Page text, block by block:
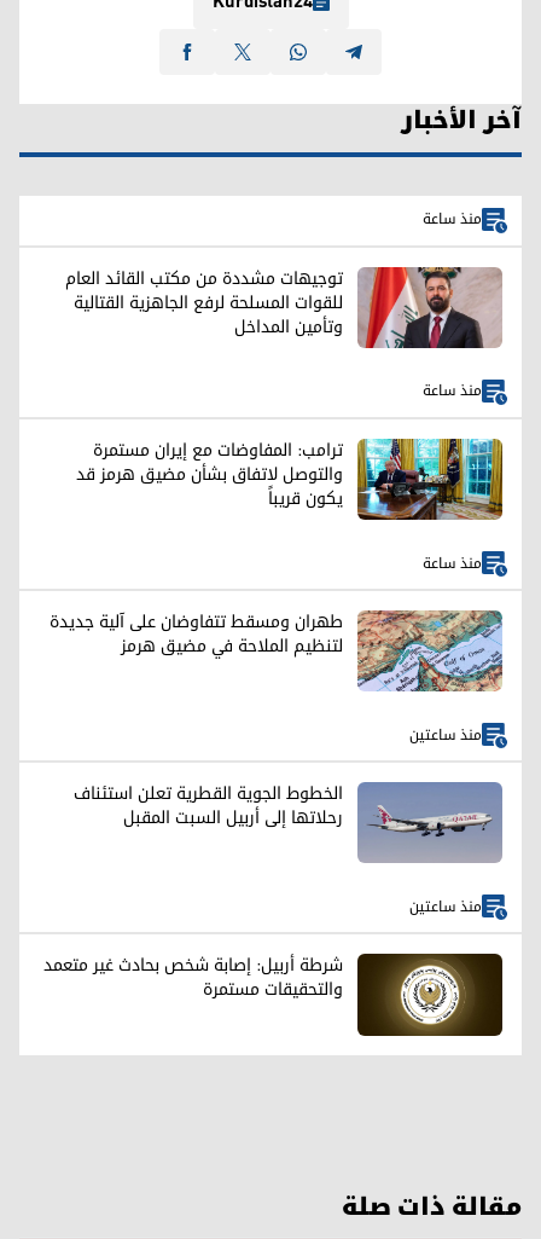
آخر الأخبار
منذ ساعة
توجيهات مشددة من مكتب القائد العام
للقوات المسلحة لرفع الجاهزية القتالية
وتأمين المداخل
منذ ساعة
ترامب: المفاوضات مع إيران مستمرة
والتوصل لاتفاق بشأن مضيق هرمز قد
يكون قريباً
منذ ساعة
طهران ومسقط تتفاوضان على آلية جديدة
لتنظيم الملاحة في مضيق هرمز
منذ ساعتين
الخطوط الجوية القطرية تعلن استئناف
رحلاتها إلى أربيل السبت المقبل
منذ ساعتين
شرطة أربيل: إصابة شخص بحادث غير متعمد
والتحقيقات مستمرة
مقالة ذات صلة